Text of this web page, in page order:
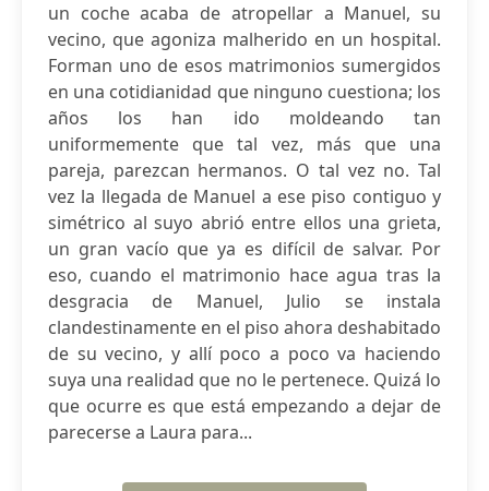
un coche acaba de atropellar a Manuel, su
vecino, que agoniza malherido en un hospital.
Forman uno de esos matrimonios sumergidos
en una cotidianidad que ninguno cuestiona; los
años los han ido moldeando tan
uniformemente que tal vez, más que una
pareja, parezcan hermanos. O tal vez no. Tal
vez la llegada de Manuel a ese piso contiguo y
simétrico al suyo abrió entre ellos una grieta,
un gran vacío que ya es difícil de salvar. Por
eso, cuando el matrimonio hace agua tras la
desgracia de Manuel, Julio se instala
clandestinamente en el piso ahora deshabitado
de su vecino, y allí poco a poco va haciendo
suya una realidad que no le pertenece. Quizá lo
que ocurre es que está empezando a dejar de
parecerse a Laura para...